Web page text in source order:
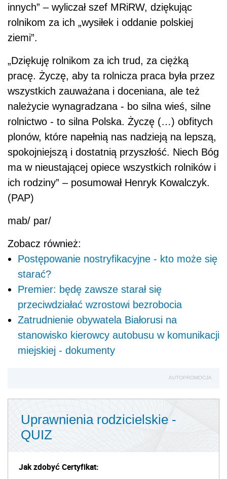
innych” – wyliczał szef MRiRW, dziękując
rolnikom za ich „wysiłek i oddanie polskiej
ziemi”.
„Dziękuję rolnikom za ich trud, za ciężką
pracę. Życzę, aby ta rolnicza praca była przez
wszystkich zauważana i doceniana, ale też
należycie wynagradzana - bo silna wieś, silne
rolnictwo - to silna Polska. Życzę (…) obfitych
plonów, które napełnią nas nadzieją na lepszą,
spokojniejszą i dostatnią przyszłość. Niech Bóg
ma w nieustającej opiece wszystkich rolników i
ich rodziny” – posumował Henryk Kowalczyk.
(PAP)
mab/ par/
Zobacz również:
Postępowanie nostryfikacyjne - kto może się
starać?
Premier: będę zawsze starał się
przeciwdziałać wzrostowi bezrobocia
Zatrudnienie obywatela Białorusi na
stanowisko kierowcy autobusu w komunikacji
miejskiej - dokumenty
AUTOPROMOCJA
Uprawnienia rodzicielskie -
QUIZ
Jak zdobyć Certyfikat: